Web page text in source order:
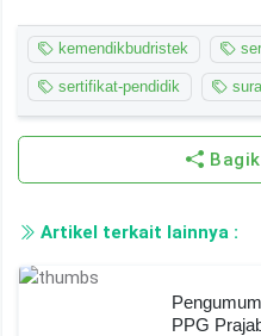
kemendikbudristek
sertifikat-pendidik
Artikel terkait lainnya :
PPG